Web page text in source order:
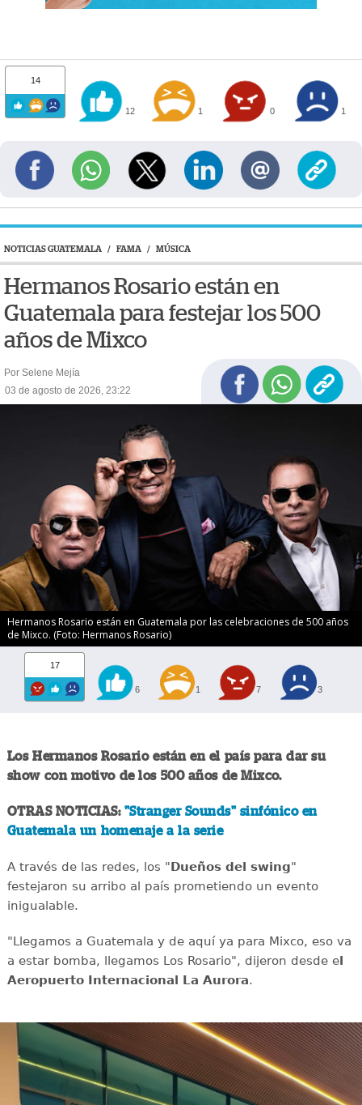
14
12 1 0 1
NOTICIAS GUATEMALA / FAMA / MÚSICA
Hermanos Rosario están en
Guatemala para festejar los 500
años de Mixco
Por Selene Mejía
03 de agosto de 2026, 23:22
Hermanos Rosario están en Guatemala por las celebraciones de 500 años
de Mixco. (Foto: Hermanos Rosario)
17
6 1 7 3
Los Hermanos Rosario están en el país para dar su
show con motivo de los 500 años de Mixco.
OTRAS NOTICIAS: "Stranger Sounds" sinfónico en
Guatemala un homenaje a la serie
A través de las redes, los "Dueños del swing"
festejaron su arribo al país prometiendo un evento
inigualable.
"Llegamos a Guatemala y de aquí ya para Mixco, eso va
a estar bomba, llegamos Los Rosario", dijeron desde el
Aeropuerto Internacional La Aurora.